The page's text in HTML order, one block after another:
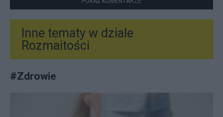
Inne tematy w dziale
Rozmaitości
#Zdrowie